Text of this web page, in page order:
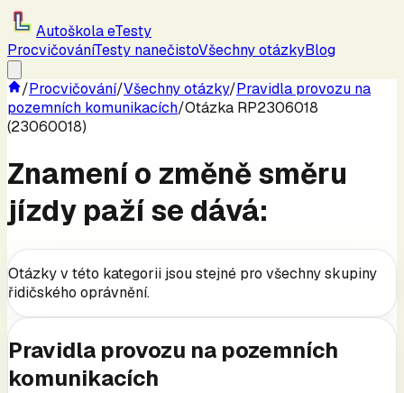
Autoškola eTesty
ProcvičováníTesty nanečistoVšechny otázkyBlog
/Procvičování/Všechny otázky/Pravidla provozu na
pozemních komunikacích/Otázka RP2306018
(23060018)
Znamení o změně směru
jízdy paží se dává:
Otázky v této kategorii jsou stejné pro všechny skupiny
řidičského oprávnění.
Pravidla provozu na pozemních
komunikacích